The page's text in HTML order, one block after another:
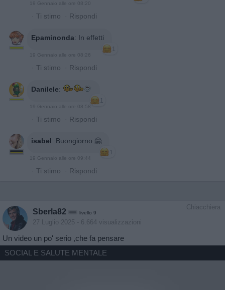
19 Gennaio alle ore 08:20
· Ti stimo · Rispondi
Epaminonda: In effetti
1
19 Gennaio alle ore 08:26
· Ti stimo · Rispondi
Danilele:
1
19 Gennaio alle ore 08:58
· Ti stimo · Rispondi
isabel: Buongiorno 🤗
1
19 Gennaio alle ore 09:44
· Ti stimo · Rispondi
Chiacchiera
Sberla82 livello 9
27 Luglio 2025 - 6.664 visualizzazioni
Un video un po' serio ,che fa pensare
SOCIAL E SALUTE MENTALE